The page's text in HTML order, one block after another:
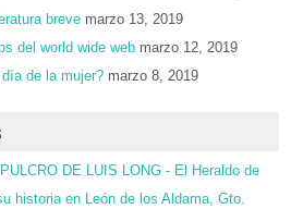
breve marzo 13, 2019
del world wide web marzo 12, 2019
de la mujer? marzo 8, 2019
DE LUIS LONG - El Heraldo de
historia en León de los Aldama, Gto.